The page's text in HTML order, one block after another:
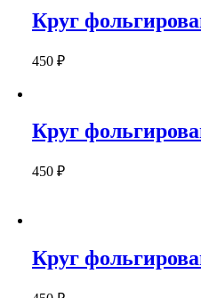
Круг
450 ₽
Круг
450 ₽
Круг